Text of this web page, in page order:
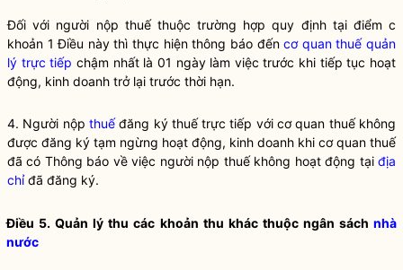
Đối với người nộp thuế thuộc trường hợp quy định tại điểm c
khoản 1 Điều này thì thực hiện thông báo đếncơ quan thuế quản
lý trực tiếp chậm nhất là 01 ngày làm việc trước khi tiếp tục hoạt
động, kinh doanh trở lại trước thời hạn.
4. Người nộp thuếđăng ký thuếtrực tiếp với cơ quan thuếkhông
được đăng ký tạm ngừng hoạt động, kinh doanh khi cơ quan thuế
đã có Thông báo về việc người nộp thuếkhông hoạt động tạiđịa
chỉđã đăng ký.
Điều 5. Quản lý thu các khoản thu khác thuộc ngân sách nhà
nước